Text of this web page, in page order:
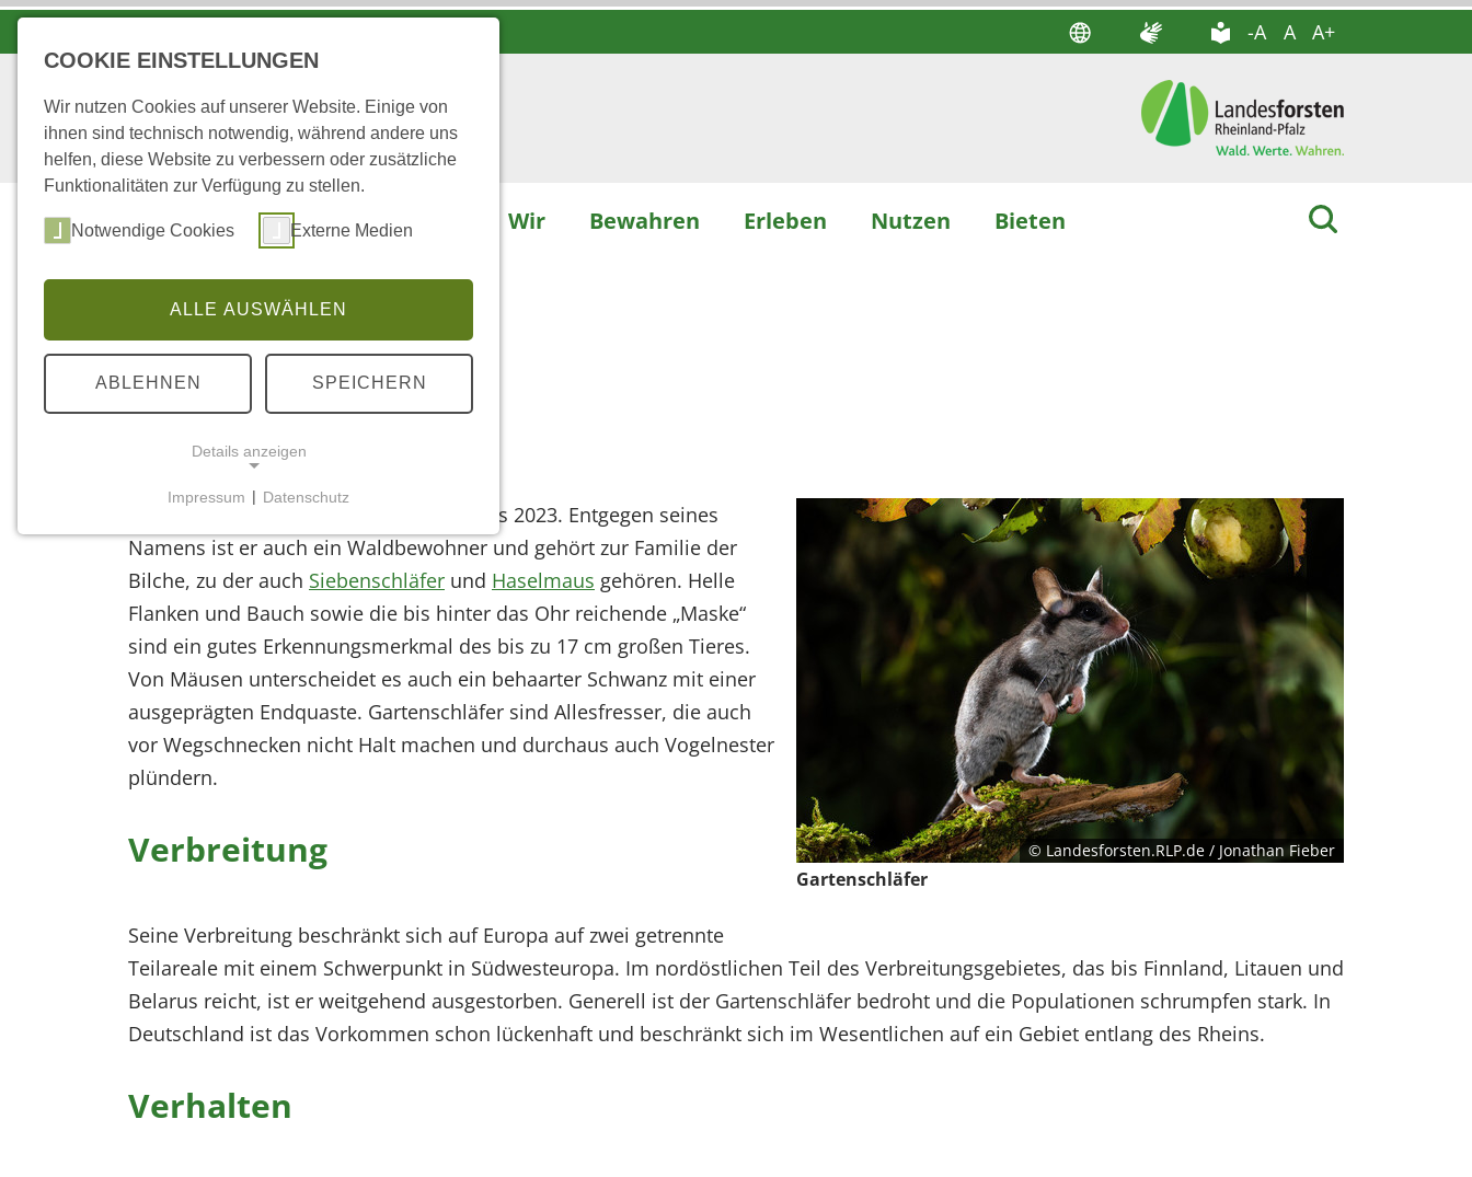
-A A A+
Wald Wir Bewahren Erleben Nutzen Bieten
STARTSEITE ... GARTENSCHLÄFER
Gartenschläfer
© Landesforsten.RLP.de / Jonathan Fieber
Gartenschläfer
Der Gartenschläfer ist Wildtier des Jahres 2023. Entgegen seines
Namens ist er auch ein Waldbewohner und gehört zur Familie der
Bilche, zu der auch Siebenschläfer und Haselmaus gehören. Helle
Flanken und Bauch sowie die bis hinter das Ohr reichende „Maske“
sind ein gutes Erkennungsmerkmal des bis zu 17 cm großen Tieres.
Von Mäusen unterscheidet es auch ein behaarter Schwanz mit einer
ausgeprägten Endquaste. Gartenschläfer sind Allesfresser, die auch
vor Wegschnecken nicht Halt machen und durchaus auch Vogelnester
plündern.
Verbreitung
Seine Verbreitung beschränkt sich auf Europa auf zwei getrennte
Teilareale mit einem Schwerpunkt in Südwesteuropa. Im nordöstlichen Teil des Verbreitungsgebietes, das bis Finnland, Litauen und
Belarus reicht, ist er weitgehend ausgestorben. Generell ist der Gartenschläfer bedroht und die Populationen schrumpfen stark. In
Deutschland ist das Vorkommen schon lückenhaft und beschränkt sich im Wesentlichen auf ein Gebiet entlang des Rheins.
Verhalten
COOKIE EINSTELLUNGEN
Wir nutzen Cookies auf unserer Website. Einige von
ihnen sind technisch notwendig, während andere uns
helfen, diese Website zu verbessern oder zusätzliche
Funktionalitäten zur Verfügung zu stellen.
Notwendige Cookies Externe Medien
ALLE AUSWÄHLEN
ABLEHNEN SPEICHERN
Details anzeigen
Notwendige Cookies ermöglichen grundlegende
Funktionen und sind für die einwandfreie Funktion
Einverständnis-Cookie
cookie_consent
Dieser Cookie speichert die
EXTERNE MEDIEN
Um Inhalte von Videoplattformen und Social Media
diesen externen Medien Cookies gesetzt.
Impressum | Datenschutz